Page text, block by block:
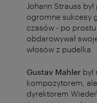
Johann Strauss
ogromne sukcesy
czasów - po
obdarowywał
włosów z pudelka.
Gustav Mahler
kompozytorem,
dyrektorem